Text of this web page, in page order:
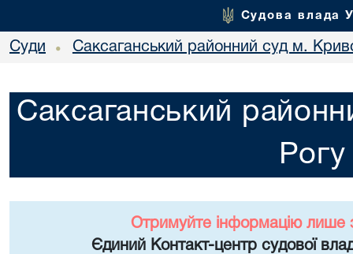
Судова влада
Суди • Саксаганський районний суд м.
Саксаганський
Рогу
Отримуйте інформацію лише
Єдиний Контакт-центр судової